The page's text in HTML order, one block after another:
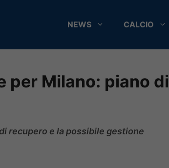
NEWS CALCIO
per Milano: piano di
recupero e la possibile gestione